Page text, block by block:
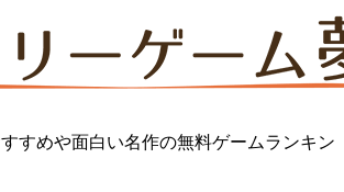
すめや面白い名作の無料ゲームランキン